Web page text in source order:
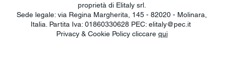
proprietà di Elitaly srl.
Sede legale: via Regina Margherita, 145 - 82020 - Molinara,
Italia. Partita Iva: 01860330628 PEC:elitaly@pec.it
Privacy & Cookie Policy cliccare qui